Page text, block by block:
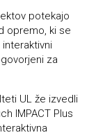
potekajo
opremo, ki se
za
UL že izvedli
IMPACT Plus